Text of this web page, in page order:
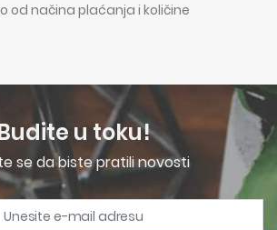
od načina plaćanja i količine
u toku!
se da biste pratili novosti